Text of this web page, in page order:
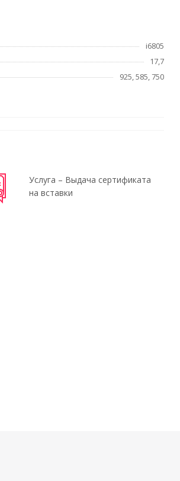
i6805
17,7
925, 585, 750
Услуга – Выдача сертификата
на вставки